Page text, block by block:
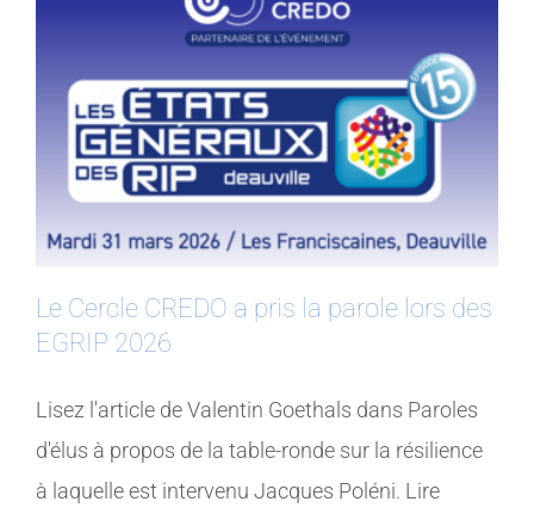
Le Cercle CREDO a pris la parole lors des
EGRIP 2026
Lisez l'article de Valentin Goethals dans Paroles
d'élus à propos de la table-ronde sur la résilience
à laquelle est intervenu Jacques Poléni. Lire